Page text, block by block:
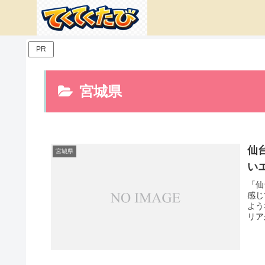
PR
宮城県
宮城県
仙
い
「
感
よ
リ